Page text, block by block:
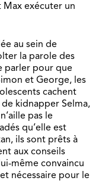
exécuter un
au sein de
la parole des
parler pour que
et George, les
cachent
kidnapper Selma,
pas le
qu’elle est
ils sont prêts à
aux conseils
même convaincu
nécessaire pour le